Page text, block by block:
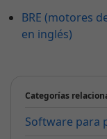
BRE (motores
en inglés)
Categorías
Software para